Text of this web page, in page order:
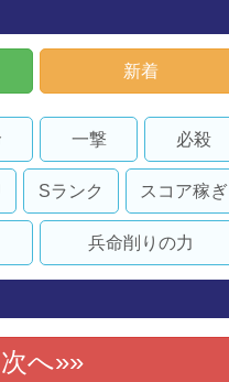
新着
一撃 必殺
Sランク スコア稼ぎ
兵命削りの力
次へ»